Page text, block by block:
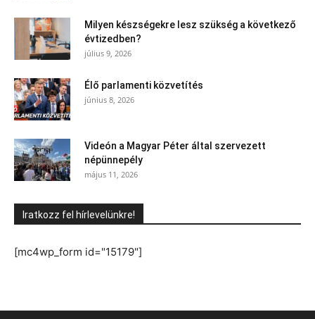
Milyen készségekre lesz szükség a következő
évtizedben?
július 9, 2026
Élő parlamenti közvetítés
június 8, 2026
Videón a Magyar Péter által szervezett
népünnepély
május 11, 2026
Iratkozz fel hírlevelünkre!
[mc4wp_form id="15179"]